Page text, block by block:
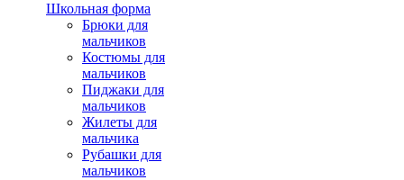
Школьная форма
Брюки для
мальчиков
Костюмы для
мальчиков
Пиджаки для
мальчиков
Жилеты для
мальчика
Рубашки для
мальчиков